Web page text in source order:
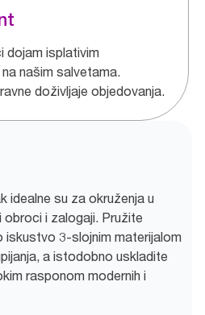
dojam isplativim
našim salvetama.
doživljaje objedovanja.
idealne su za okruženja u
obroci i zalogaji. Pružite
iskustvo 3-slojnim materijalom
a istodobno uskladite
rasponom modernih i